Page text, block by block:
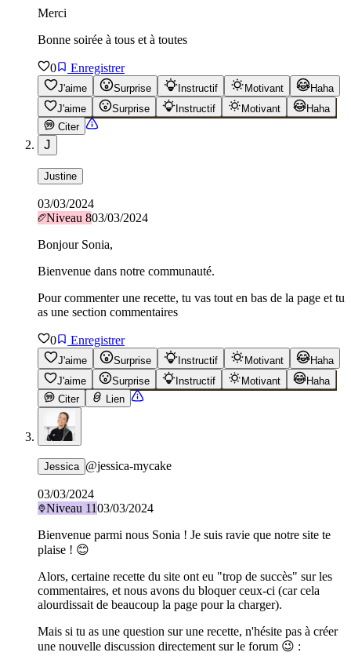
Merci
Bonne soirée à tous et à toutes
0 Enregistrer
J'aime Surprise Instructif Motivant
Haha
J'aime
Surprise Instructif Motivant
Haha
Citer
J
Justine
03/03/2024
Niveau 803/03/2024
Bonjour Sonia,
Bienvenue dans notre communauté.
Pour commenter une recette, tu vas tout en bas de la page et tu
as une section commentaires
0 Enregistrer
J'aime Surprise Instructif Motivant
Haha
J'aime
Surprise Instructif Motivant
Haha
Citer
Lien
Jessica @jessica-mycake
03/03/2024
Niveau 1103/03/2024
Bienvenue parmi nous Sonia ! Je suis ravie que notre site te
plaise ! 😊
Alors, certaine recette du site ont eu "trop de succès" sur les
commentaires, et nous avons du bloquer ceux-ci (car cela
alourdissait de beaucoup la page pour la charger).
Mais si tu as une question sur une recette, n'hésite pas à créer
une nouvelle discussion directement sur le forum 😉 :